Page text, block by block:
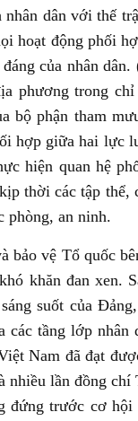
dân với thế
hoạt động phối
của nhân
phương trong
bộ phận tham
hợp giữa hai lực
hiện quan hệ
thời các tập thể,
phòng, an ninh.
bảo vệ Tổ quốc
khăn đan xen.
suốt của
tầng lớp
Nam đã đạt
nhiều lần đồng
đứng trước cơ